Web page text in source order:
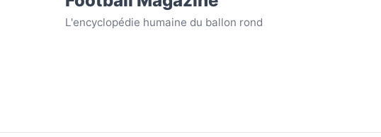
L'encyclopédie humaine du ballon rond